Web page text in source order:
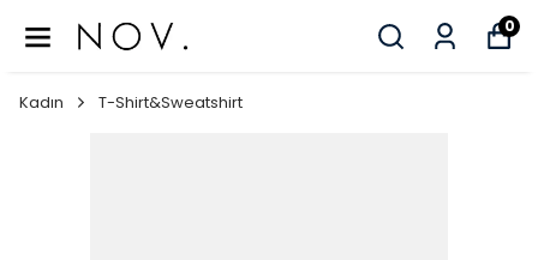
0
Kadın T-Shirt&Sweatshirt